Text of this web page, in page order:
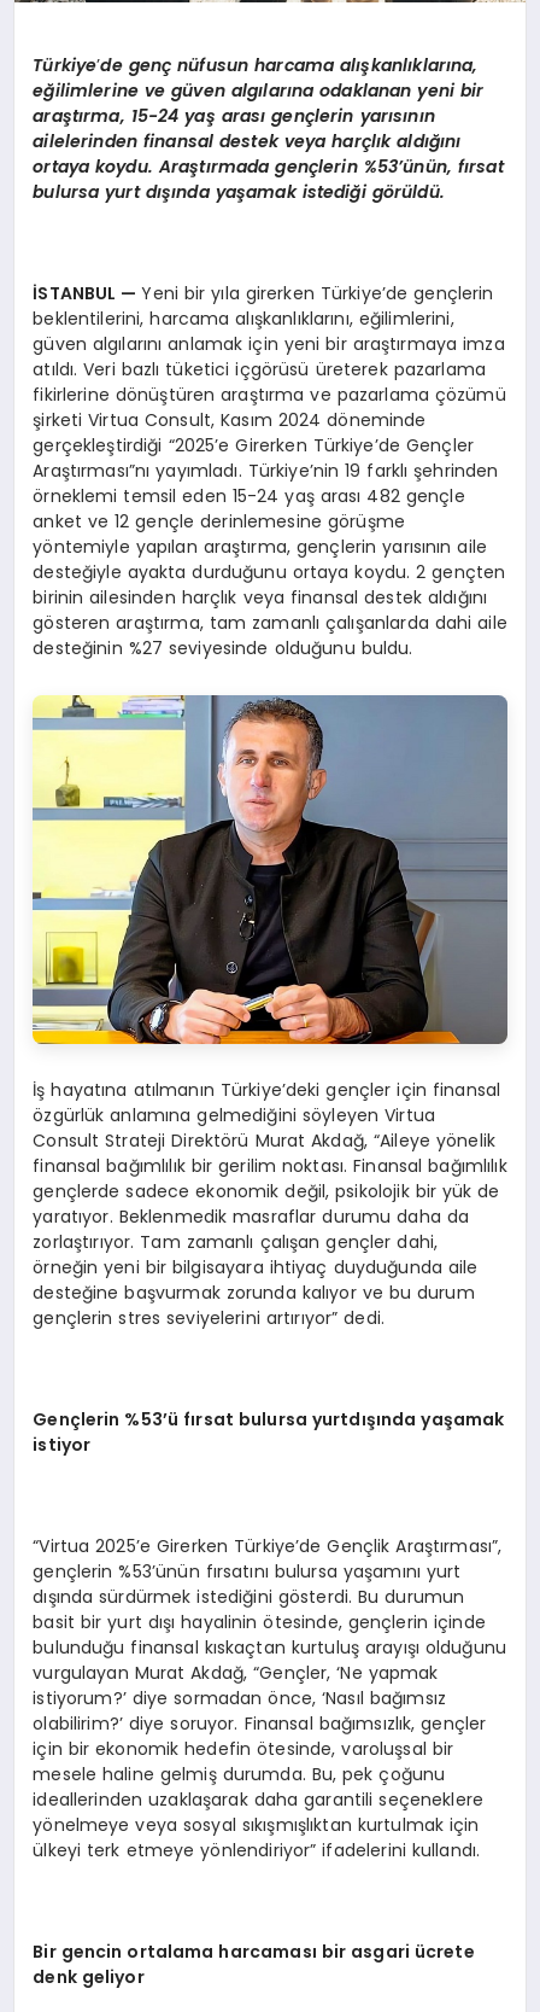
Türkiye’de genç nüfusun harcama alışkanlıklarına,
eğilimlerine ve güven algılarına odaklanan yeni bir
araştırma, 15-24 yaş arası gençlerin yarısının
ailelerinden finansal destek veya harçlık aldığını
ortaya koydu. Araştırmada gençlerin %53’ünün, fırsat
bulursa yurt dışında yaşamak istediği görüldü.
İSTANBUL —Yeni bir yıla girerken Türkiye’de gençlerin
beklentilerini, harcama alışkanlıklarını, eğilimlerini,
güven algılarını anlamak için yeni bir araştırmaya imza
atıldı. Veri bazlı tüketici içgörüsü üreterek pazarlama
fikirlerine dönüştüren araştırma ve pazarlama çözümü
şirketi Virtua Consult, Kasım 2024 döneminde
gerçekleştirdiği “2025’e Girerken Türkiye’de Gençler
Araştırması”nı yayımladı. Türkiye’nin 19 farklı şehrinden
örneklemi temsil eden 15-24 yaş arası 482 gençle
anket ve 12 gençle derinlemesine görüşme
yöntemiyle yapılan araştırma, gençlerin yarısının aile
desteğiyle ayakta durduğunu ortaya koydu. 2 gençten
birinin ailesinden harçlık veya finansal destek aldığını
gösteren araştırma, tam zamanlı çalışanlarda dahi aile
desteğinin %27 seviyesinde olduğunu buldu.
İş hayatına atılmanın Türkiye’deki gençler için finansal
özgürlük anlamına gelmediğini söyleyen Virtua
Consult Strateji Direktörü Murat Akdağ, “Aileye yönelik
finansal bağımlılık bir gerilim noktası. Finansal bağımlılık
gençlerde sadece ekonomik değil, psikolojik bir yük de
yaratıyor. Beklenmedik masraflar durumu daha da
zorlaştırıyor. Tam zamanlı çalışan gençler dahi,
örneğin yeni bir bilgisayara ihtiyaç duyduğunda aile
desteğine başvurmak zorunda kalıyor ve bu durum
gençlerin stres seviyelerini artırıyor” dedi.
Gençlerin %53’ü fırsat bulursa yurtdışında yaşamak
istiyor
“Virtua 2025’e Girerken Türkiye’de Gençlik Araştırması”,
gençlerin %53’ünün fırsatını bulursa yaşamını yurt
dışında sürdürmek istediğini gösterdi. Bu durumun
basit bir yurt dışı hayalinin ötesinde, gençlerin içinde
bulunduğu finansal kıskaçtan kurtuluş arayışı olduğunu
vurgulayan Murat Akdağ, “Gençler, ‘Ne yapmak
istiyorum?’ diye sormadan önce, ‘Nasıl bağımsız
olabilirim?’ diye soruyor. Finansal bağımsızlık, gençler
için bir ekonomik hedefin ötesinde, varoluşsal bir
mesele haline gelmiş durumda. Bu, pek çoğunu
ideallerinden uzaklaşarak daha garantili seçeneklere
yönelmeye veya sosyal sıkışmışlıktan kurtulmak için
ülkeyi terk etmeye yönlendiriyor” ifadelerini kullandı.
Bir gencin ortalama harcaması bir asgari ücrete
denk geliyor